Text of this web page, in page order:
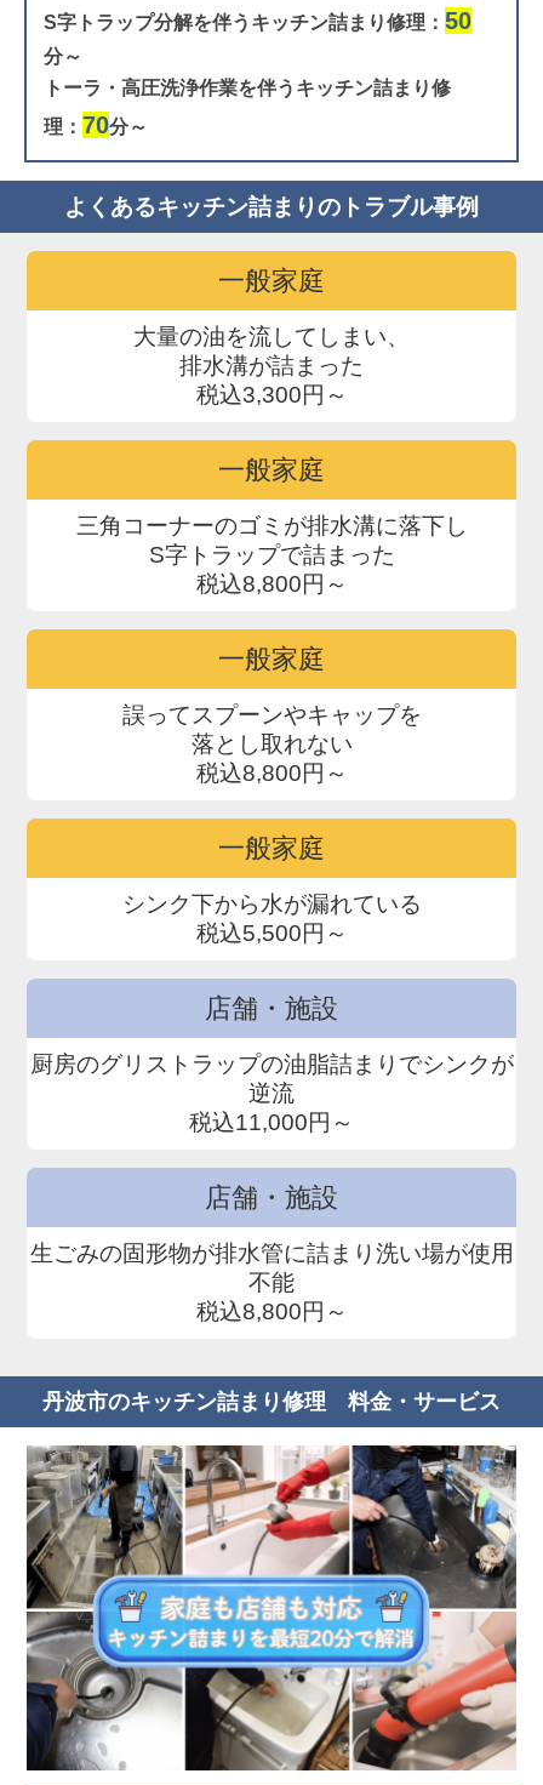
S字トラップ分解を伴うキッチン詰まり修理： 50
分～
トーラ・高圧洗浄作業を伴うキッチン詰まり修
理： 70分～
よくあるキッチン詰まりのトラブル事例
一般家庭
大量の油を流してしまい、
排水溝が詰まった
税込3,300円～
一般家庭
三角コーナーのゴミが排水溝に落下し
S字トラップで詰まった
税込8,800円～
一般家庭
誤ってスプーンやキャップを
落とし取れない
税込8,800円～
一般家庭
シンク下から水が漏れている
税込5,500円～
店舗・施設
厨房のグリストラップの油脂詰まりでシンクが
逆流
税込11,000円～
店舗・施設
生ごみの固形物が排水管に詰まり洗い場が使用
不能
税込8,800円～
丹波市のキッチン詰まり修理 料金・サービス